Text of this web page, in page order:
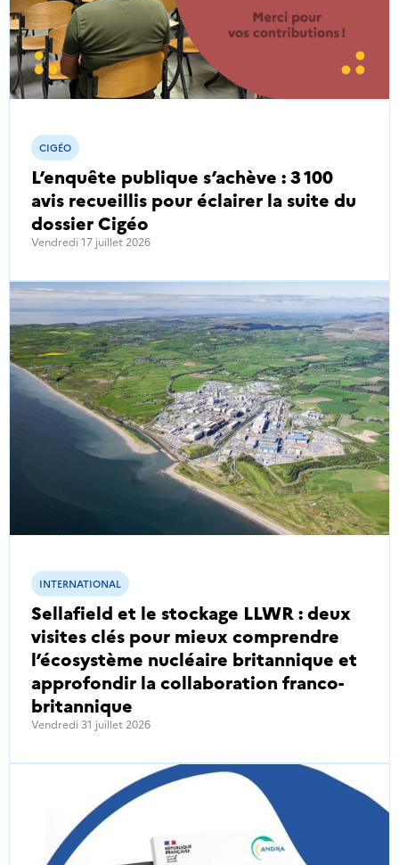
L’enquête publique s’achève : 3 100
avis recueillis pour éclairer la suite du
dossier Cigéo
CIGÉO
Vendredi 17 juillet 2026
Sellafield et le stockage LLWR : deux
visites clés pour mieux comprendre
l’écosystème nucléaire britannique et
approfondir la collaboration franco-
britannique
INTERNATIONAL
Vendredi 31 juillet 2026